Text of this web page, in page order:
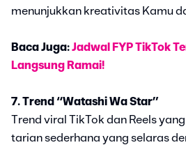
menunjukkan kreativitas Kamu
Baca Juga:Jadwal FYP TikTok
Langsung Ramai!
7. Trend “Watashi Wa Star”
Trend viral TikTok dan Reels
tarian sederhana yang selaras